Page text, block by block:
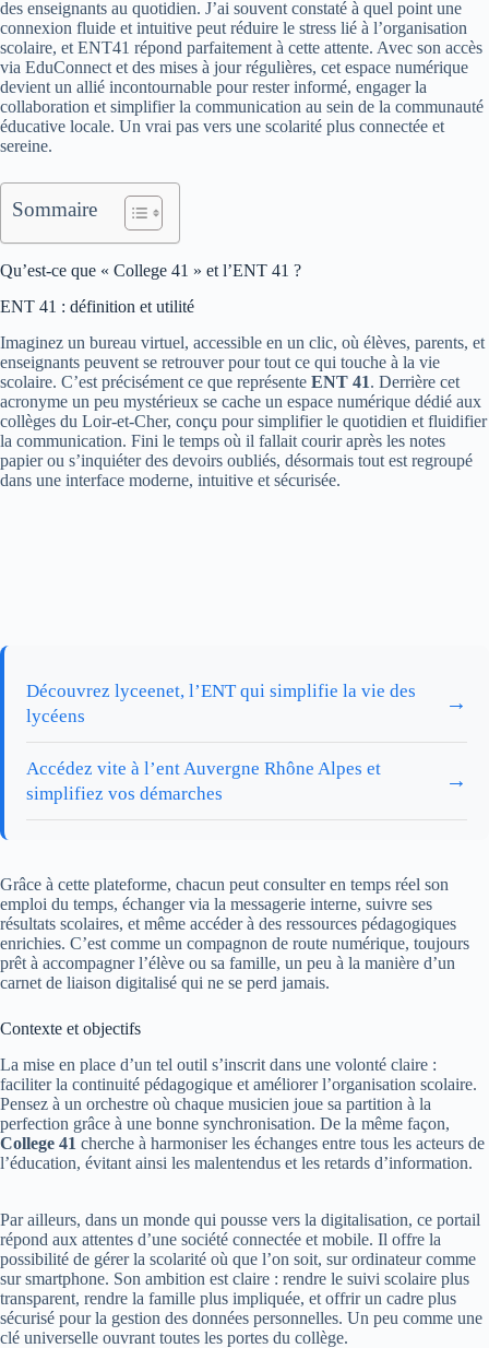
des enseignants au quotidien. J’ai souvent constaté à quel point une
connexion fluide et intuitive peut réduire le stress lié à l’organisation
scolaire, et ENT41 répond parfaitement à cette attente. Avec son accès
via EduConnect et des mises à jour régulières, cet espace numérique
devient un allié incontournable pour rester informé, engager la
collaboration et simplifier la communication au sein de la communauté
éducative locale. Un vrai pas vers une scolarité plus connectée et
sereine.
Sommaire
Qu’est-ce que « College 41 » et l’ENT 41 ?
ENT 41 : définition et utilité
Imaginez un bureau virtuel, accessible en un clic, où élèves, parents, et
enseignants peuvent se retrouver pour tout ce qui touche à la vie
scolaire. C’est précisément ce que représente ENT 41. Derrière cet
acronyme un peu mystérieux se cache un espace numérique dédié aux
collèges du Loir-et-Cher, conçu pour simplifier le quotidien et fluidifier
la communication. Fini le temps où il fallait courir après les notes
papier ou s’inquiéter des devoirs oubliés, désormais tout est regroupé
dans une interface moderne, intuitive et sécurisée.
Découvrez lyceenet, l’ENT qui simplifie la vie des
lycéens
→
Accédez vite à l’ent Auvergne Rhône Alpes et
simplifiez vos démarches
→
Grâce à cette plateforme, chacun peut consulter en temps réel son
emploi du temps, échanger via la messagerie interne, suivre ses
résultats scolaires, et même accéder à des ressources pédagogiques
enrichies. C’est comme un compagnon de route numérique, toujours
prêt à accompagner l’élève ou sa famille, un peu à la manière d’un
carnet de liaison digitalisé qui ne se perd jamais.
Contexte et objectifs
La mise en place d’un tel outil s’inscrit dans une volonté claire :
faciliter la continuité pédagogique et améliorer l’organisation scolaire.
Pensez à un orchestre où chaque musicien joue sa partition à la
perfection grâce à une bonne synchronisation. De la même façon,
College 41 cherche à harmoniser les échanges entre tous les acteurs de
l’éducation, évitant ainsi les malentendus et les retards d’information.
Par ailleurs, dans un monde qui pousse vers la digitalisation, ce portail
répond aux attentes d’une société connectée et mobile. Il offre la
possibilité de gérer la scolarité où que l’on soit, sur ordinateur comme
sur smartphone. Son ambition est claire : rendre le suivi scolaire plus
transparent, rendre la famille plus impliquée, et offrir un cadre plus
sécurisé pour la gestion des données personnelles. Un peu comme une
clé universelle ouvrant toutes les portes du collège.